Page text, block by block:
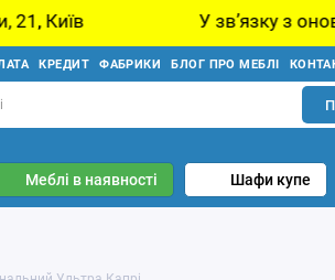
У звʼязку з оновленням
КРЕДИТ ФАБРИКИ БЛОГ ПРО МЕБЛІ
Меблі в наявності Шафи купе